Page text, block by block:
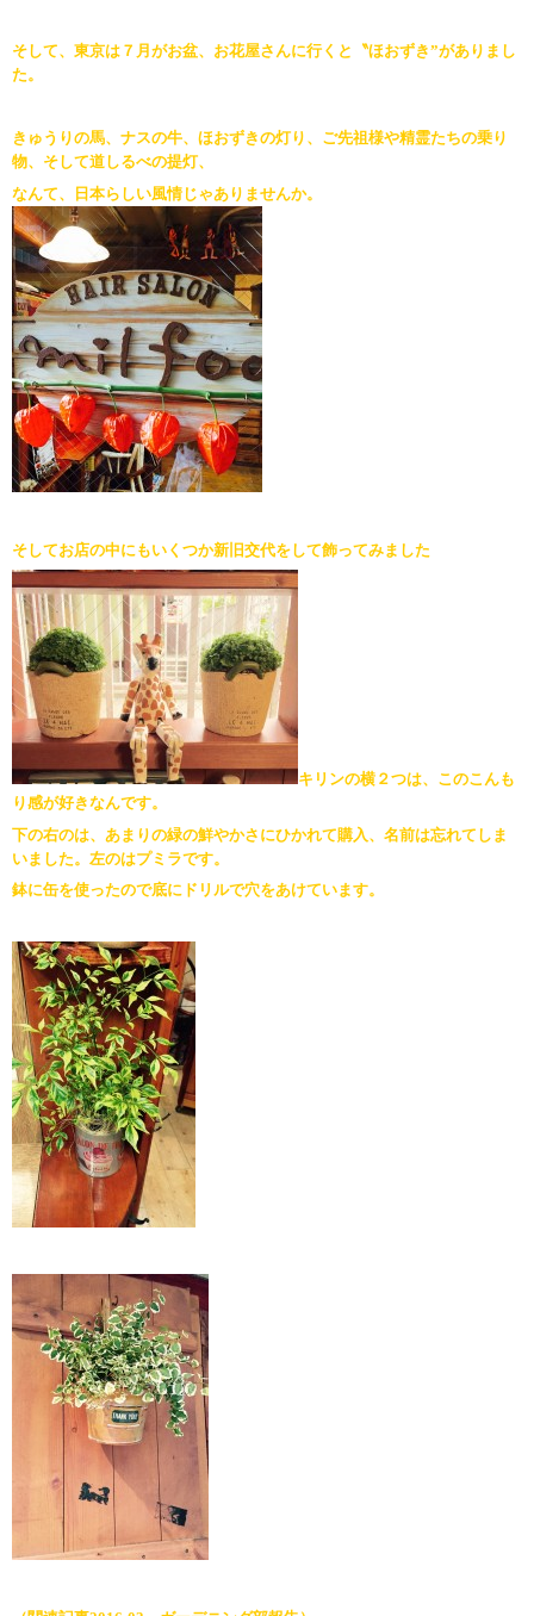
そして、東京は７月がお盆、お花屋さんに行くと〝ほおずき”がありまし
た。
きゅうりの馬、ナスの牛、ほおずきの灯り、ご先祖様や精霊たちの乗り
物、そして道しるべの提灯、
なんて、日本らしい風情じゃありませんか。
そしてお店の中にもいくつか新旧交代をして飾ってみました
キリンの横２つは、このこんも
り感が好きなんです。
下の右のは、あまりの緑の鮮やかさにひかれて購入、名前は忘れてしま
いました。左のはプミラです。
鉢に缶を使ったので底にドリルで穴をあけています。